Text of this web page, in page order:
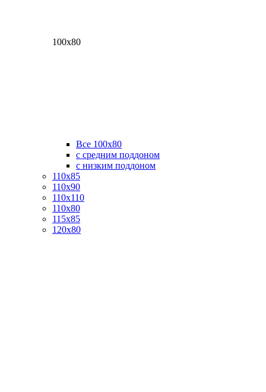
100х80
Все 100х80
с средним поддоном
с низким поддоном
110х85
110х90
110х110
110х80
115х85
120х80